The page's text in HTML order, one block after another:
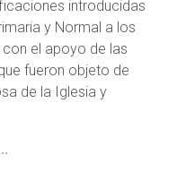
introducidas
y Normal a los
el apoyo de las
fueron objeto de
de la Iglesia y